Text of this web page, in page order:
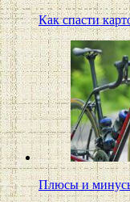
Как спасти
Плюсы и минусы